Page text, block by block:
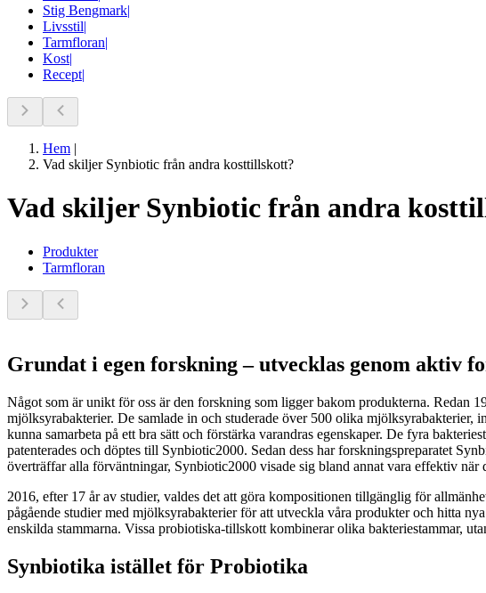
Stig Bengmark|
Livsstil|
Tarmfloran|
Kost|
Recept|
Hem |
Vad skiljer Synbiotic från andra kosttillskott?
Vad skiljer Synbiotic från andra
Produkter
Tarmfloran
Grundat i egen forskning – utvecklas genom aktiv
Något som är unikt för oss är den forskning som ligger bakom produkterna. Redan
mjölksyrabakterier. De samlade in och studerade över 500 olika mjölksyrabakterier,
kunna samarbeta på ett bra sätt och förstärka varandras egenskaper. De fyra
patenterades och döptes till Synbiotic2000. Sedan dess har forskningspreparatet
överträffar alla förväntningar, Synbiotic2000 visade sig bland annat vara effektiv när
2016, efter 17 år av studier, valdes det att göra kompositionen tillgänglig för
pågående studier med mjölksyrabakterier för att utveckla våra produkter och hitta
enskilda stammarna. Vissa probiotiska-tillskott kombinerar olika bakteriestammar,
Synbiotika istället för Probiotika